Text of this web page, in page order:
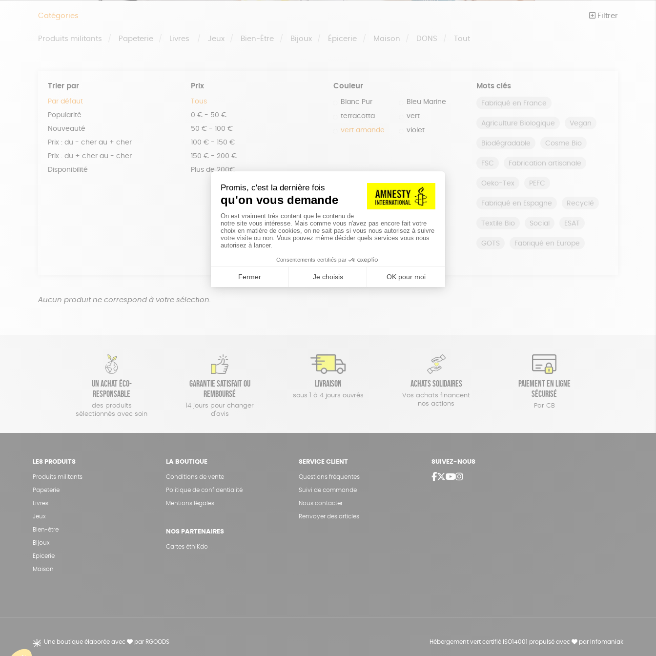
Catégories Filtrer
Produits militants Papeterie Livres Jeux Bien-Être Bijoux Épicerie Maison DONS Tout
Trier par
Par défaut
Popularité
Nouveauté
Prix : du - cher au + cher
Prix : du + cher au - cher
Disponibilité
Prix
Tous
0 € - 50 €
50 € - 100 €
100 € - 150 €
150 € - 200 €
Plus de 200€
Couleur
Blanc Pur Bleu Marine
terracotta vert
vert amande violet
Mots clés
Fabriqué en France
Agriculture Biologique Vegan
Biodégradable Cosme Bio
FSC Fabrication artisanale
Oeko-Tex PEFC
Fabriqué en Espagne Recyclé
Textile Bio Social ESAT
GOTS Fabriqué en Europe
réinitialiser les filtres
Aucun produit ne correspond à votre sélection.
Un achat éco-
responsable
des produits
sélectionnés avec soin
Garantie satisfait ou
remboursé
14 jours pour changer
d'avis
Livraison
sous 1 à 4 jours ouvrés
Achats solidaires
Vos achats financent
nos actions
Paiement en ligne
sécurisé
Par CB
LES PRODUITS
Produits militants
Papeterie
Livres
Jeux
Bien-être
Bijoux
Epicerie
Maison
LA BOUTIQUE
Conditions de vente
Politique de confidentialité
Mentions légales
NOS PARTENAIRES
Cartes éthiKdo
SERVICE CLIENT
Questions fréquentes
Suivi de commande
Nous contacter
Renvoyer des articles
SUIVEZ-NOUS
Une boutique élaborée avec par RGOODS Hébergement vert certifié ISO14001 propulsé avec par Infomaniak